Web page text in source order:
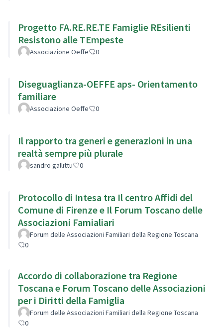
Progetto FA.RE.RE.TE Famiglie REsilienti
Resistono alle TEmpeste
Associazione Oeffe 0
Diseguaglianza-OEFFE aps- Orientamento
familiare
Associazione Oeffe 0
Il rapporto tra generi e generazioni in una
realtà sempre più plurale
sandro gallittu 0
Protocollo di Intesa tra Il centro Affidi del
Comune di Firenze e Il Forum Toscano delle
Associazioni Famialiari
Forum delle Associazioni Familiari della Regione Toscana
0
Accordo di collaborazione tra Regione
Toscana e Forum Toscano delle Associazioni
per i Diritti della Famiglia
Forum delle Associazioni Familiari della Regione Toscana
0